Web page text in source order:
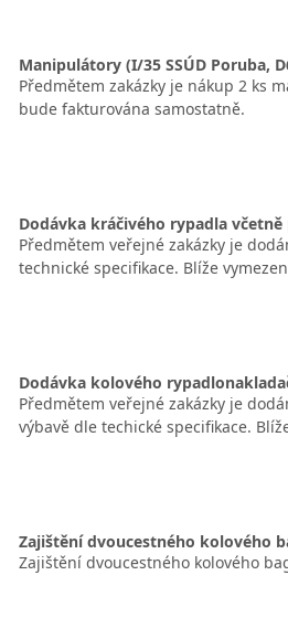
Manipulátory (I/35 SSÚD Poruba,
Předmětem zakázky je nákup 2 ks
bude fakturována samostatně.
Dodávka kráčivého rypadla
Předmětem veřejné zakázky je
technické specifikace. Blíže
Dodávka kolového
Předmětem veřejné zakázky je
výbavě dle techické specifikace.
Zajištění dvoucestného kolového
Zajištění dvoucestného kolového